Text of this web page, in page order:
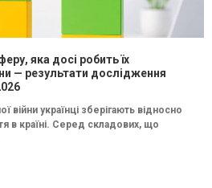
яка досі робить їх
— результати дослідження
війни українці зберігають відносно
в країні. Серед складових, що